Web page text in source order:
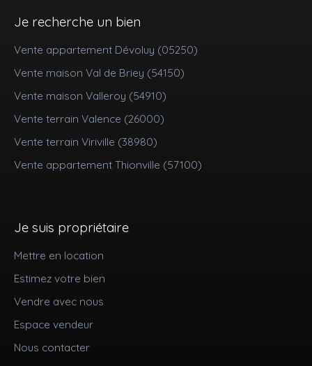
Je recherche un bien
Vente appartement Dévoluy (05250)
Vente maison Val de Briey (54150)
Vente maison Valleroy (54910)
Vente terrain Valence (26000)
Vente terrain Viriville (38980)
Vente appartement Thionville (57100)
Je suis propriétaire
Mettre en location
Estimez votre bien
Vendre avec nous
Espace vendeur
Nous contacter